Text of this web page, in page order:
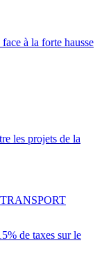
à la forte hausse
les projets de la
de taxes sur le